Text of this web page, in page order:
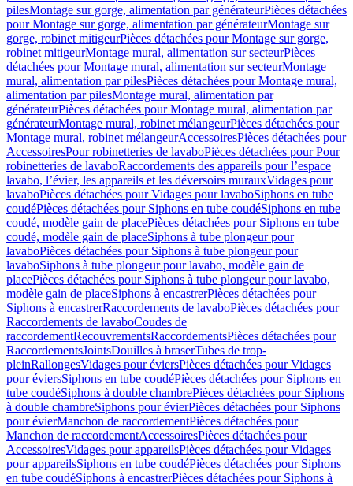
pilesMontage sur gorge, alimentation par générateurPièces détachées
pour Montage sur gorge, alimentation par générateurMontage sur
gorge, robinet mitigeurPièces détachées pour Montage sur gorge,
robinet mitigeurMontage mural, alimentation sur secteurPièces
détachées pour Montage mural, alimentation sur secteurMontage
mural, alimentation par pilesPièces détachées pour Montage mural,
alimentation par pilesMontage mural, alimentation par
générateurPièces détachées pour Montage mural, alimentation par
générateurMontage mural, robinet mélangeurPièces détachées pour
Montage mural, robinet mélangeurAccessoiresPièces détachées pour
AccessoiresPour robinetteries de lavaboPièces détachées pour Pour
robinetteries de lavaboRaccordements des appareils pour l’espace
lavabo, l’évier, les appareils et les déversoirs murauxVidages pour
lavaboPièces détachées pour Vidages pour lavaboSiphons en tube
coudéPièces détachées pour Siphons en tube coudéSiphons en tube
coudé, modèle gain de placePièces détachées pour Siphons en tube
coudé, modèle gain de placeSiphons à tube plongeur pour
lavaboPièces détachées pour Siphons à tube plongeur pour
lavaboSiphons à tube plongeur pour lavabo, modèle gain de
placePièces détachées pour Siphons à tube plongeur pour lavabo,
modèle gain de placeSiphons à encastrerPièces détachées pour
Siphons à encastrerRaccordements de lavaboPièces détachées pour
Raccordements de lavaboCoudes de
raccordementRecouvrementsRaccordementsPièces détachées pour
RaccordementsJointsDouilles à braserTubes de trop-
pleinRallongesVidages pour éviersPièces détachées pour Vidages
pour éviersSiphons en tube coudéPièces détachées pour Siphons en
tube coudéSiphons à double chambrePièces détachées pour Siphons
à double chambreSiphons pour évierPièces détachées pour Siphons
pour évierManchon de raccordementPièces détachées pour
Manchon de raccordementAccessoiresPièces détachées pour
AccessoiresVidages pour appareilsPièces détachées pour Vidages
pour appareilsSiphons en tube coudéPièces détachées pour Siphons
en tube coudéSiphons à encastrerPièces détachées pour Siphons à